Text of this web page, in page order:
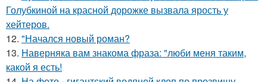
Голубкиной на красной дорожке вызвала ярость у
хейтеров.
12. "Начался новый роман?
13. Hаверняка вам знакома фраза: "люби меня таким,
какой я есть!